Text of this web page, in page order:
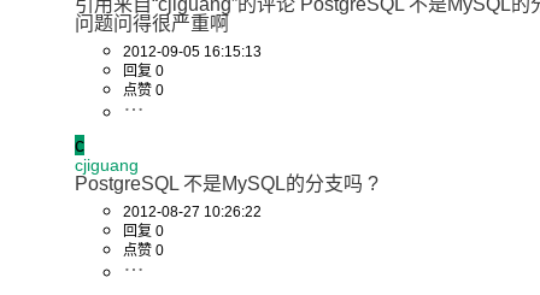
引用来自“cjiguang”的评论 PostgreSQL 不是MySQL的
问题问得很严重啊
2012-09-05 16:15:13
回复 0
点赞 0
c
cjiguang
PostgreSQL 不是MySQL的分支吗 ?
2012-08-27 10:26:22
回复 0
点赞 0